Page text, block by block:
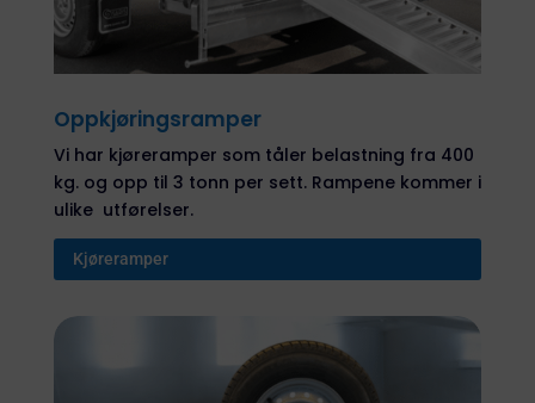
Oppkjøringsramper
Vi har kjøreramper som tåler belastning fra 400
kg. og opp til 3 tonn per sett. Rampene kommer i
ulike utførelser.
Kjøreramper